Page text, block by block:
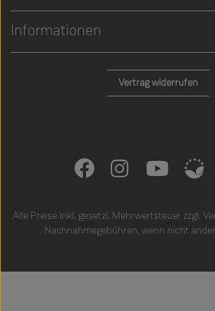
Informationen
Vertrag widerrufen
Alle Preise inkl. gesetzl. Mehrwertsteuer zzgl.
Nachnahmegebühren, wenn nicht